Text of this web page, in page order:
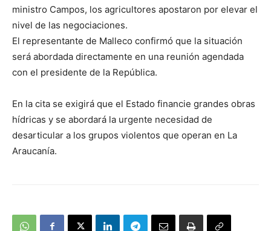
ministro Campos, los agricultores apostaron por elevar el
nivel de las negociaciones.
El representante de Malleco confirmó que la situación
será abordada directamente en una reunión agendada
con el presidente de la República.
En la cita se exigirá que el Estado financie grandes obras
hídricas y se abordará la urgente necesidad de
desarticular a los grupos violentos que operan en La
Araucanía.